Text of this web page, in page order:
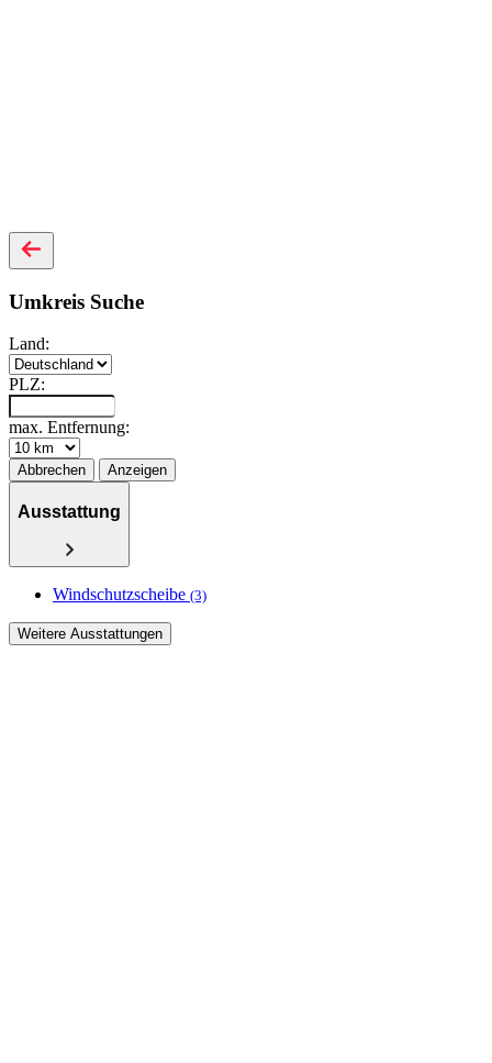
Umkreis Suche
Land:
PLZ:
max. Entfernung:
Abbrechen Anzeigen
Ausstattung
Windschutzscheibe (3)
Weitere Ausstattungen